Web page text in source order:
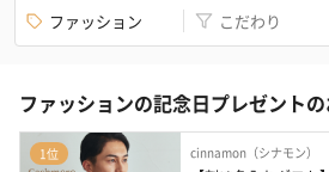
ファッション こだわり
ファッションの記念日プレゼント
1位 cinnamon（シナモン）